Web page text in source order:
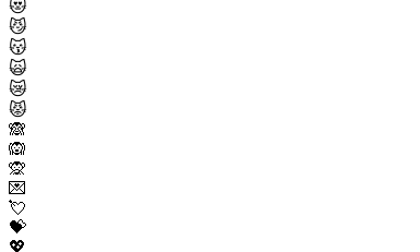
😻
😼
😽
🙀
😿
😾
🙈
🙉
🙊
💌
💘
💝
💖